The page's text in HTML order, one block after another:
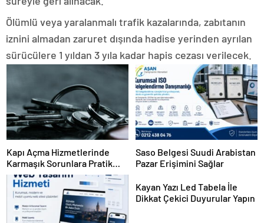
Ölümlü veya yaralanmalı trafik kazalarında, zabıtanın
iznini almadan zaruret dışında hadise yerinden ayrılan
sürücülere 1 yıldan 3 yıla kadar hapis cezası verilecek.
Kapı Açma Hizmetlerinde
Karmaşık Sorunlara Pratik
Çözümler
Saso Belgesi Suudi Arabistan
Pazar Erişimini Sağlar
Kayan Yazı Led Tabela İle
Dikkat Çekici Duyurular Yapın